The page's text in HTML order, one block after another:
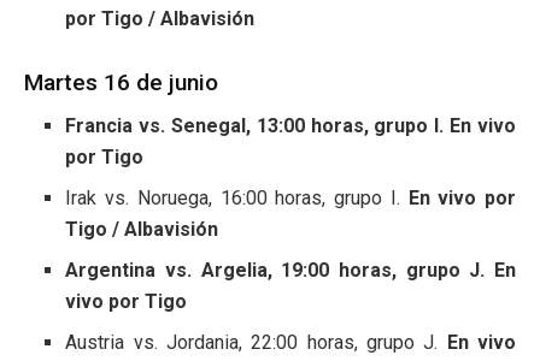
por Tigo / Albavisión
Martes 16 de junio
Francia vs. Senegal, 13:00 horas, grupo I. En vivo
por Tigo
Irak vs. Noruega, 16:00 horas, grupo I. En vivo por
Tigo / Albavisión
Argentina vs. Argelia, 19:00 horas, grupo J. En
vivo por Tigo
Austria vs. Jordania, 22:00 horas, grupo J. En vivo